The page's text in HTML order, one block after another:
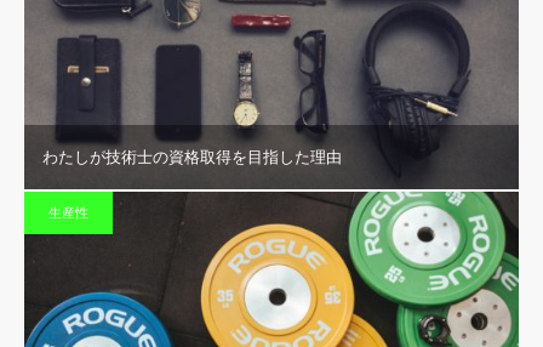
わたしが技術士の資格取得を目指した理由
生産性